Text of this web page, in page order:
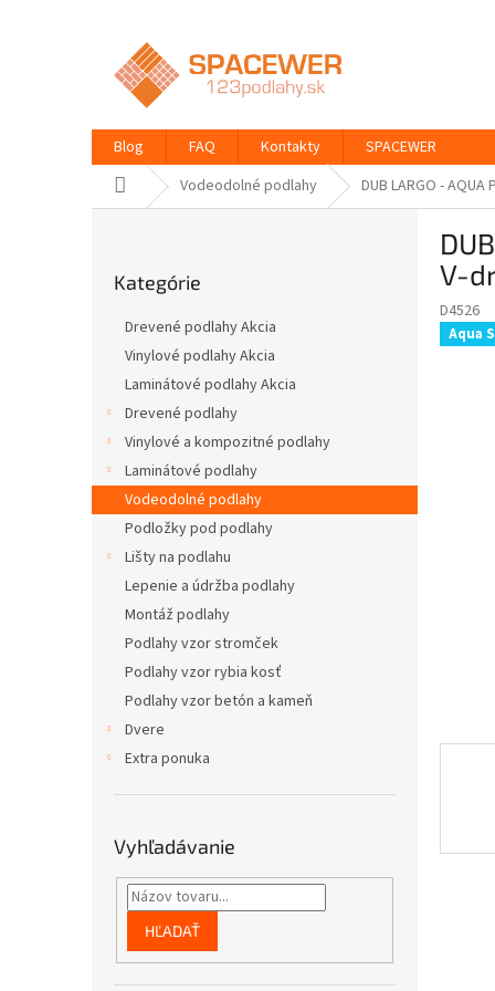
Blog FAQ Kontakty
SPACEWER
DomovVodeodolné podlahy DUB LARGO -
kategórie
Kategórie
Drevené podlahy Akcia
Vinylové podlahy Akcia
Laminátové podlahy Akcia
Drevené podlahy
Vinylové a kompozitné podlahy
Laminátové podlahy
Vodeodolné podlahy
Podložky pod podlahy
Lišty na podlahu
Lepenie a údržba podlahy
Montáž podlahy
Podlahy vzor stromček
Podlahy vzor rybia kosť
Podlahy vzor betón a kameň
Dvere
Extra ponuka
Vyhľadávanie
HĽADAŤ
V-
D4526
Aqua